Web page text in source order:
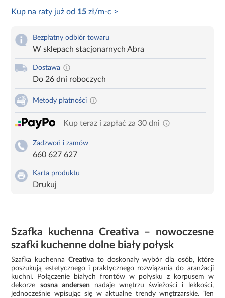
Kup na raty już od 15 zł/m-c >
Bezpłatny odbiór towaru
W sklepach stacjonarnych Abra
Dostawa
Do 26 dni roboczych
Metody płatności
Kup teraz i zapłać za 30 dni
Zadzwoń i zamów
660 627 627
Karta produktu
Drukuj
Szafka kuchenna Creativa – nowoczesne
szafki kuchenne dolne biały połysk
Szafka kuchenna Creativato doskonały wybór dla osób, które
poszukują estetycznego i praktycznego rozwiązania do aranżacji
kuchni. Połączenie białych frontów w połysku z korpusem w
dekorze sosna andersen nadaje wnętrzu świeżości i lekkości,
jednocześnie wpisując się w aktualne trendy wnętrzarskie. Ten